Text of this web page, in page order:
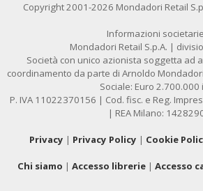
Copyright 2001-2026 Mondadori Retail
Informazioni
Mondadori Retail S.p.A. |
Società con unico azionista soggetta ad
coordinamento da parte di Arnoldo
Sociale: Euro 2.700.000
P. IVA 11022370156 | Cod. fisc. e Reg.
| REA Milano:
Privacy | Privacy Policy | Cookie
Chi siamo | Accesso librerie| Accesso